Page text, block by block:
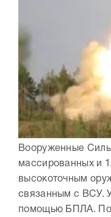
Вооруженные
массированных и
высокоточным
связанным с ВСУ.
помощью БПЛА.